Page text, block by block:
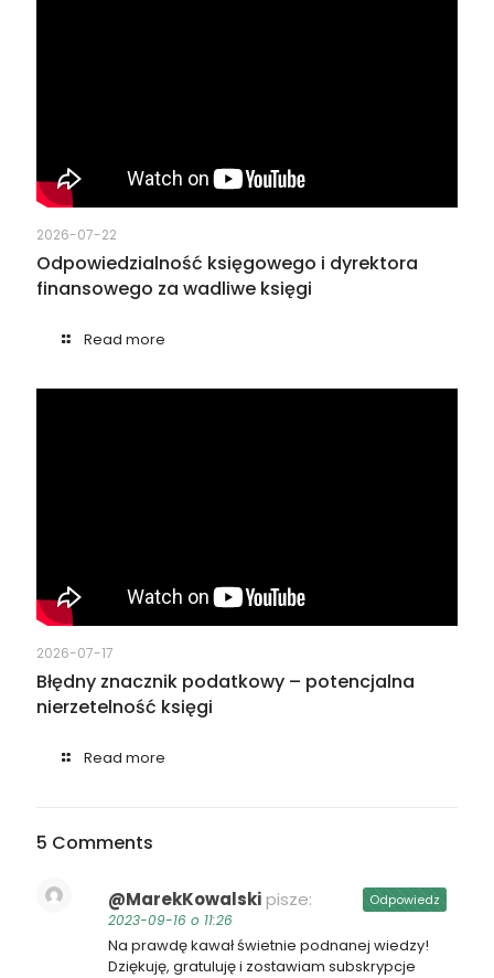
2026-07-22
Odpowiedzialność księgowego i dyrektora
finansowego za wadliwe księgi
Read more
2026-07-17
Błędny znacznik podatkowy – potencjalna
nierzetelność księgi
Read more
5 Comments
@MarekKowalskipisze:
2023-09-16 o 11:26
Na prawdę kawał świetnie podnanej wiedzy!
Dziękuję, gratuluję i zostawiam subskrypcje
Odpowiedz